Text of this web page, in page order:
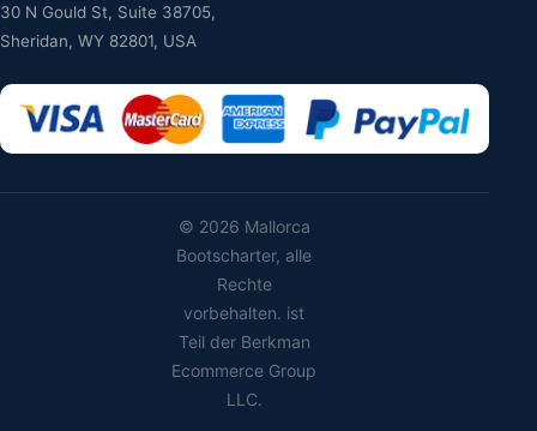
30 N Gould St, Suite 38705,
Sheridan, WY 82801, USA
© 2026 Mallorca
Bootscharter, alle
Rechte
vorbehalten. ist
Teil der Berkman
Ecommerce Group
LLC.